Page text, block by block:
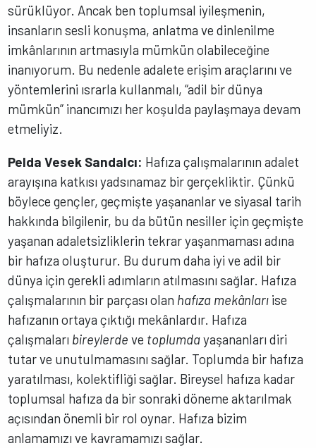
sürüklüyor. Ancak ben toplumsal iyileşmenin,
insanların sesli konuşma, anlatma ve dinlenilme
imkânlarının artmasıyla mümkün olabileceğine
inanıyorum. Bu nedenle adalete erişim araçlarını ve
yöntemlerini ısrarla kullanmalı, “adil bir dünya
mümkün” inancımızı her koşulda paylaşmaya devam
etmeliyiz.
Pelda Vesek Sandalcı: Hafıza çalışmalarının adalet
arayışına katkısı yadsınamaz bir gerçekliktir. Çünkü
böylece gençler, geçmişte yaşananlar ve siyasal tarih
hakkında bilgilenir, bu da bütün nesiller için geçmişte
yaşanan adaletsizliklerin tekrar yaşanmaması adına
bir hafıza oluşturur. Bu durum daha iyi ve adil bir
dünya için gerekli adımların atılmasını sağlar. Hafıza
çalışmalarının bir parçası olan hafıza mekânları ise
hafızanın ortaya çıktığı mekânlardır. Hafıza
çalışmaları bireylerde ve toplumdayaşananları diri
tutar ve unutulmamasını sağlar. Toplumda bir hafıza
yaratılması, kolektifliği sağlar. Bireysel hafıza kadar
toplumsal hafıza da bir sonraki döneme aktarılmak
açısından önemli bir rol oynar. Hafıza bizim
anlamamızı ve kavramamızı sağlar.